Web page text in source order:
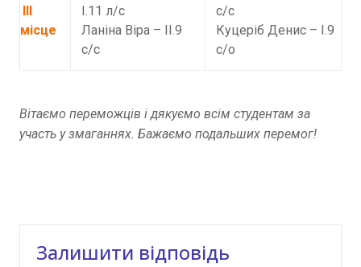
ІІІ
місце
І.11 л/с
Ланіна Віра – ІІ.9
с/с
с/с
Куцеріб Денис – І.9
с/о
Вітаємо переможців і дякуємо всім студентам за
участь у змаганнях. Бажаємо подальших перемог!
Залишити відповідь